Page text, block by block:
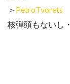
＞ PetroTvorets
核弾頭もないし